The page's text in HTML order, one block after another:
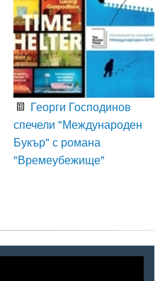
Георги Господинов
спечели "Международен
Букър" с романа
"Времеубежище"